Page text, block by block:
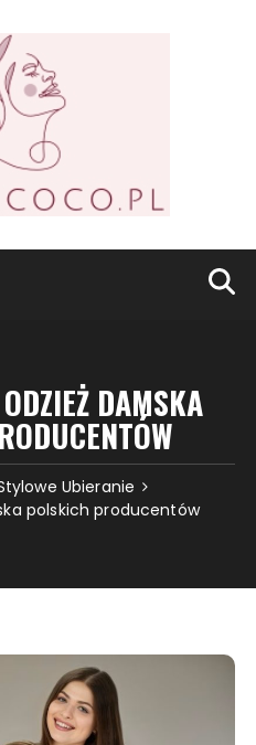
DAMSKA
Ubieranie
polskich producentów